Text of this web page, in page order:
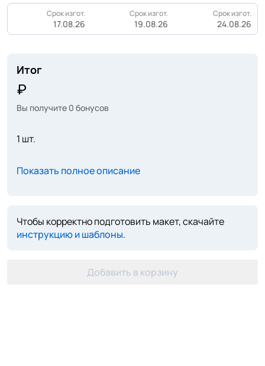
Срок изгот.
17.08.26
Срок изгот.
19.08.26
Срок изгот.
24.08.26
Итог
Вы получите 0 бонусов
1 шт.
Показать полное описание
Чтобы корректно подготовить макет, скачайте
инструкцию и шаблоны.
Добавить в корзину